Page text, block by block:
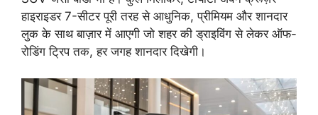
हाइराइडर 7-सीटर पूरी तरह से आधुनिक, प्रीमियम और शानदार
लुक के साथ बाज़ार में आएगी जो शहर की ड्राइविंग से लेकर ऑफ-
रोडिंग ट्रिप तक, हर जगह शानदार दिखेगी।